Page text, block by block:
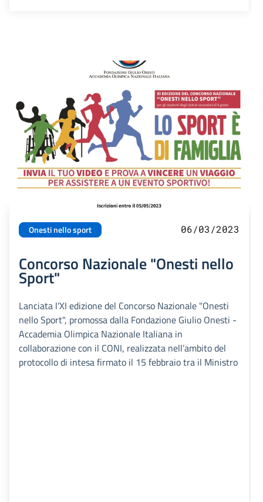
Onesti nello sport 06/03/2023
Concorso Nazionale "Onesti nello
Sport"
Lanciata l'XI edizione del Concorso Nazionale "Onesti
nello Sport", promossa dalla Fondazione Giulio Onesti -
Accademia Olimpica Nazionale Italiana in
collaborazione con il CONI, realizzata nell’ambito del
protocollo di intesa firmato il 15 febbraio tra il Ministro